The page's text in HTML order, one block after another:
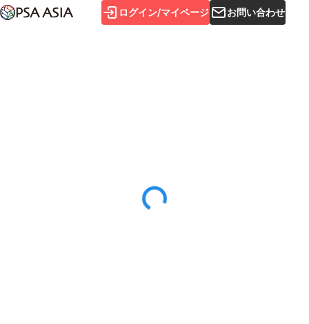
ログイン/マイページ お問い合わせ